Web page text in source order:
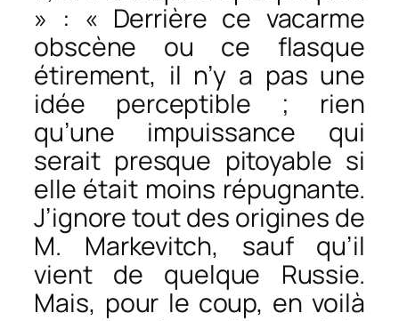
» : « Derrière ce vacarme
obscène ou ce flasque
étirement, il n’y a pas une
idée perceptible ; rien
qu’une impuissance qui
serait presque pitoyable si
elle était moins répugnante.
J’ignore tout des origines de
M. Markevitch, sauf qu’il
vient de quelque Russie.
Mais, pour le coup, en voilà